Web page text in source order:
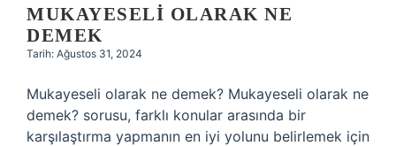
MUKAYESELI OLARAK NE
DEMEK
Tarih: Ağustos 31, 2024
Mukayeseli olarak ne demek? Mukayeseli olarak ne
demek? sorusu, farklı konular arasında bir
karşılaştırma yapmanın en iyi yolunu belirlemek için